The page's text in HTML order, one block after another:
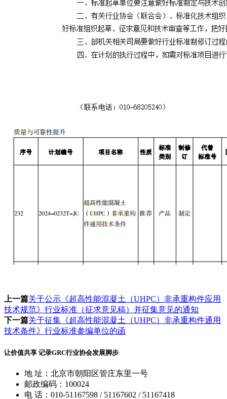
上一篇关于公示《超高性能混凝土（UHPC）非承重构件应用
技术规范》行业标准（征求意见稿）并征集意见的通知
下一篇关于征集《超高性能混凝土（UHPC）非承重构件通用
技术条件》行业标准参编单位的函
让价值共享 记录GRC行业协会发展脚步
地 址：北京市朝阳区管庄东里一号
邮政编码：100024
电 话：010-51167598 / 51167602 / 51167418